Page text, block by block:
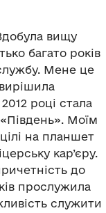
вищу
багато років
Мене це
році стала
Моїм
на планшет
кар’єру.
до
прослужила
служити